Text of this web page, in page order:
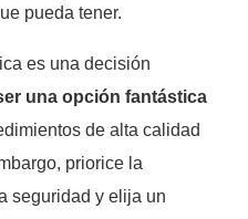
pueda tener.
es una decisión
una opción fantástica
de alta calidad
priorice la
seguridad y elija un